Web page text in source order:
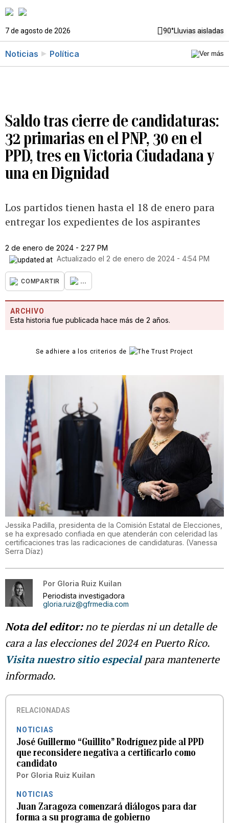
7 de agosto de 2026 90°Lluvias aisladas
Noticias Política
Saldo tras cierre de candidaturas:
32 primarias en el PNP, 30 en el
PPD, tres en Victoria Ciudadana y
una en Dignidad
Los partidos tienen hasta el 18 de enero para
entregar los expedientes de los aspirantes
2 de enero de 2024 - 2:27 PM
Actualizado el 2 de enero de 2024 - 4:54 PM
COMPARTIR ...
ARCHIVO
Esta historia fue publicada hace más de 2 años.
Se adhiere a los criterios de
Jessika Padilla, presidenta de la Comisión Estatal de Elecciones,
se ha expresado confiada en que atenderán con celeridad las
certificaciones tras las radicaciones de candidaturas. (Vanessa
Serra Díaz)
Por Gloria Ruiz Kuilan
Periodista investigadora
gloria.ruiz@gfrmedia.com
Nota del editor:no te pierdas ni un detalle de
cara a las elecciones del 2024 en Puerto Rico.
Visita nuestro sitio especialpara mantenerte
informado.
RELACIONADAS
NOTICIAS
José Guillermo “Guillito” Rodríguez pide al PPD
que reconsidere negativa a certificarlo como
candidato
Por Gloria Ruiz Kuilan
NOTICIAS
Juan Zaragoza comenzará diálogos para dar
forma a su programa de gobierno